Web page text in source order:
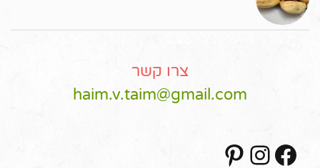
צרו קשר
haim.v.taim@gmail.com
Facebook
Instagram